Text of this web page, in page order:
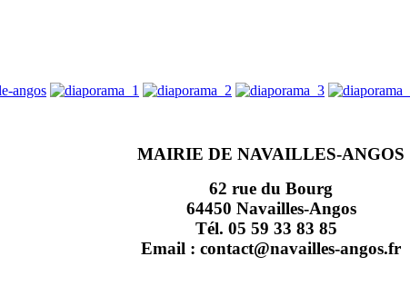
MAIRIE DE NAVAILLES-ANGOS
62 rue du Bourg
64450 Navailles-Angos
Tél. 05 59 33 83 85
Email : contact@navailles-angos.fr